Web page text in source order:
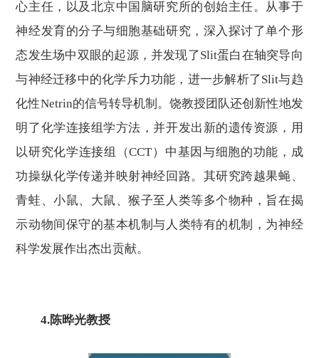
心主任，以及北京中国脑研究所的创始主任。从事于
神经发育的分子与细胞基础研究，深入探讨了单个形
态发生场中双眼的起源，并发现了Slit蛋白在轴突导向
与神经迁移中的化学斥力功能，进一步解析了Slit与趋
化性Netrin的信号转导机制。饶教授团队还创新性地发
明了化学连接组学方法，并开发出新的遗传资源，用
以研究化学连接组（CCT）中基因与细胞的功能，成
功操纵化学传递并映射神经回路。其研究跨越果蝇、
青蛙、小鼠、大鼠、猴子至人类等多个物种，旨在揭
示动物间保守的基本机制与人类特有的机制，为神经
科学发展作出杰出贡献。
4.陈晔光教授